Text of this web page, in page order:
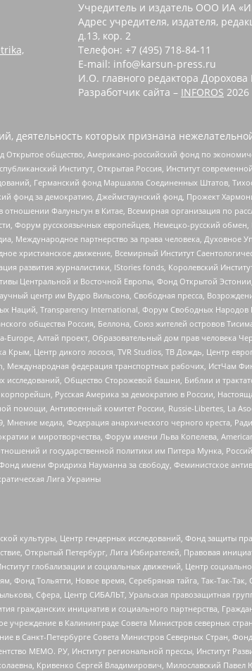
Учредитель и издатель ООО ИА
Адрес учредителя, издателя,
д.13, кор. 2
Телефон: +7 (495) 718-84-11
E-mail: info@karsun-press.ru
И.О. главного редактора Дорохова
Разработчик сайта – INFOROS 2026
которых признана
общество, Американо-российский фонд по
Институт, Открытая Россия, Институт
Германский фонд Маршалла Соединенных Штатов,
фонд за демократию, Джеймстаунский фонд, Прожект
Фалуньгун в Китае, Всемирная организация по
Форум русскоязычных европейцев, Немецко-русский
партнерство за права человека, Духовное
движение, Всемирный Институт
развития журналистики, IStories fonds, Королевский
Центральной и Восточной Европы, Фонд Открытой
центр им Вудро Вильсона, Свободная пресса,
Transparеncy International, Форум Свободных Народов
общества Россия, Беллона, Союз жителей островов
Алтай проект, Образовательный дом прав человека
Центр дикого лосося, TVR Studios, ТВ Дождь, Центр
федерация транспортных рабочих, ИстЧам
Общество Сторожевой башни, Библии и
Русская Америка за демократию в России,
помощи, Антивоенный комитет России, Russie-Libertes, La
медиа, Федерация анархического черного креста,
и миротворчества, Форум имени Льва Копелева,
и государственной политики им Питера Мунка,
имени Фридриха Науманна за свободу, Феминистское
Лига Украины
культуры, Центр гендерных исследований, Фонд защиты
Открытый Петербург, Лига Избирателей, Правовая
глобализации и социальных движений, Центр
Тольятти, Новое время, Серебряная тайга, Так-Так-Так,
Сфера, Центр СИБАЛЬТ, Уральская правозащитная
гражданских инициатив и социального партнерства,
в Калининграде Совета Министров северных
в Санкт-Петербурге Совета Министров Северных Стран,
МЕМО. РУ, Институт региональной прессы, Институт
Кривенко Сергей Владимирович, Милославский